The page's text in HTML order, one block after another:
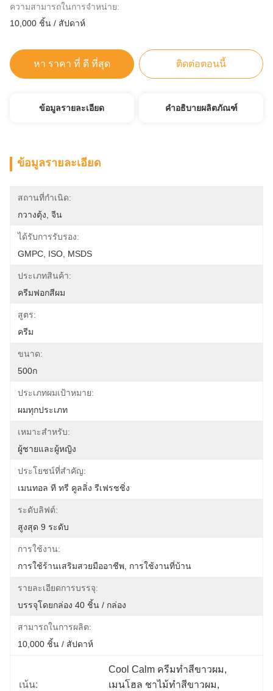
ความสามารถในการจําหน่าย:
10,000 ชิ้น / สัปดาห์
หา ราคา ที่ ดี ที่สุด ติดต่อตอนนี้
ข้อมูลรายละเอียด คำอธิบายผลิตภัณฑ์
ข้อมูลรายละเอียด
สถานที่กำเนิด:
กวางตุ้ง, จีน
ได้รับการรับรอง:
GMPC, ISO, MSDS
ประเภทสินค้า:
ครีมฟอกสีผม
สูตร:
ครีม
ขนาด:
500ก
ประเภทผมเป้าหมาย:
ผมทุกประเภท
เหมาะสำหรับ:
ผู้ชายและผู้หญิง
ประโยชน์ที่สำคัญ:
เมนทอล ที ทรี คูลลิ่ง รีเฟรชชิ่ง
ระดับลิฟต์:
สูงสุด 9 ระดับ
การใช้งาน:
การใช้ร้านเสริมสวยมืออาชีพ, การใช้งานที่บ้าน
รายละเอียดการบรรจุ:
บรรจุโดยกล่อง 40 ชิ้น / กล่อง
สามารถในการผลิต:
10,000 ชิ้น / สัปดาห์
เน้น:
Cool Calm ครีมทําสีขาวผม,
เมนโฮล ชาไม้ทําสีขาวผม,